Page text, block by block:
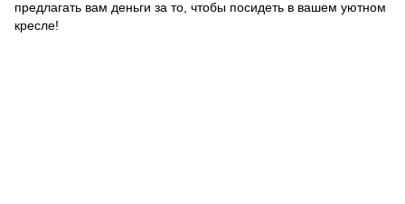
предлагать вам деньги за то, чтобы посидеть в вашем уютном
кресле!